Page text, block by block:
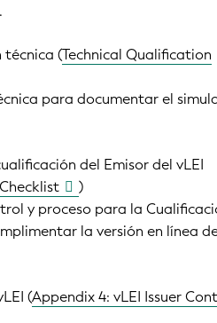
técnica (Technical Qualification
para documentar el
del Emisor del vLEI
)
y proceso para la
la versión en línea
(Appendix 4: vLEI Issuer